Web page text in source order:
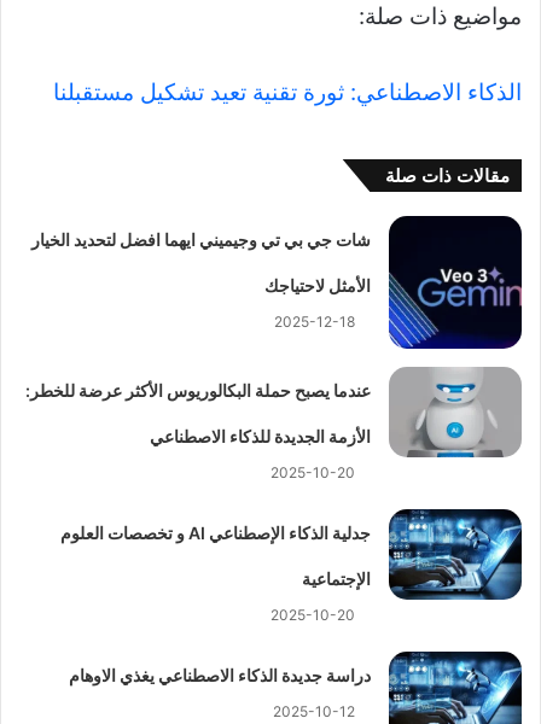
مواضيع ذات صلة:
الذكاء الاصطناعي: ثورة تقنية تعيد تشكيل مستقبلنا
مقالات ذات صلة
شات جي بي تي وجيميني ايهما افضل لتحديد الخيار
الأمثل لاحتياجك
2025-12-18
عندما يصبح حملة البكالوريوس الأكثر عرضة للخطر:
الأزمة الجديدة للذكاء الاصطناعي
2025-10-20
جدلية الذكاء الإصطناعي AI و تخصصات العلوم
الإجتماعية
2025-10-20
دراسة جديدة الذكاء الاصطناعي يغذي الاوهام
2025-10-12